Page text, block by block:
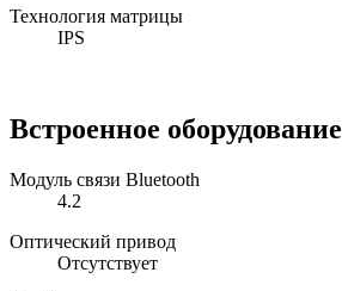
Технология матрицы
IPS
Встроенное оборудование
Модуль связи Bluetooth
4.2
Оптический привод
Отсутствует